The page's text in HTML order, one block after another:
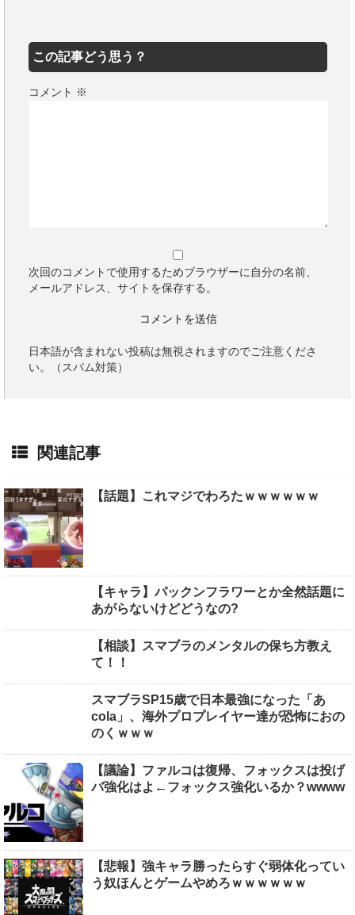
この記事どう思う？
コメント ※
次回のコメントで使用するためブラウザーに自分の名前、
メールアドレス、サイトを保存する。
日本語が含まれない投稿は無視されますのでご注意くださ
い。（スパム対策）
関連記事
【話題】これマジでわろたｗｗｗｗｗｗ
【キャラ】パックンフラワーとか全然話題に
あがらないけどどうなの?
【相談】スマブラのメンタルの保ち方教え
て！！
スマブラSP15歳で日本最強になった「あ
cola」、海外プロプレイヤー達が恐怖におの
のくｗｗｗ
【議論】ファルコは復帰、フォックスは投げ
バ強化はよ←フォックス強化いるか？wwww
【悲報】強キャラ勝ったらすぐ弱体化ってい
う奴ほんとゲームやめろｗｗｗｗｗｗ